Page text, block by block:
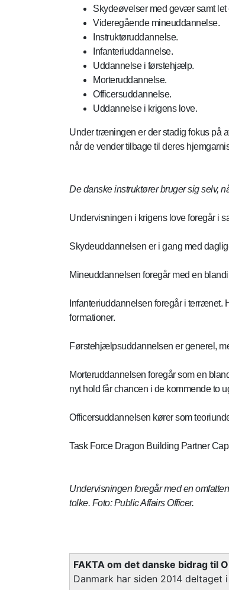
Skydeøvelser med gevær samt
Videregående mineuddannelse.
Instruktøruddannelse.
Infanteriuddannelse.
Uddannelse i førstehjælp.
Morteruddannelse.
Officersuddannelse.
Uddannelse i krigens love.
Under træningen er der stadig fokus på
når de vender tilbage til deres
De danske instruktører bruger sig selv,
Undervisningen i krigens love foregår i
Skydeuddannelsen er i gang med
Mineuddannelsen foregår med en
Infanteriuddannelsen foregår i
formationer.
Førstehjælpsuddannelsen er generel,
Morteruddannelsen foregår som en
nyt hold får chancen i de kommende to
Officersuddannelsen kører som
Task Force Dragon Building Partner
Undervisningen foregår med en
tolke. Foto: Public Affairs Officer.
FAKTA om det danske bidrag til
Danmark har siden 2014